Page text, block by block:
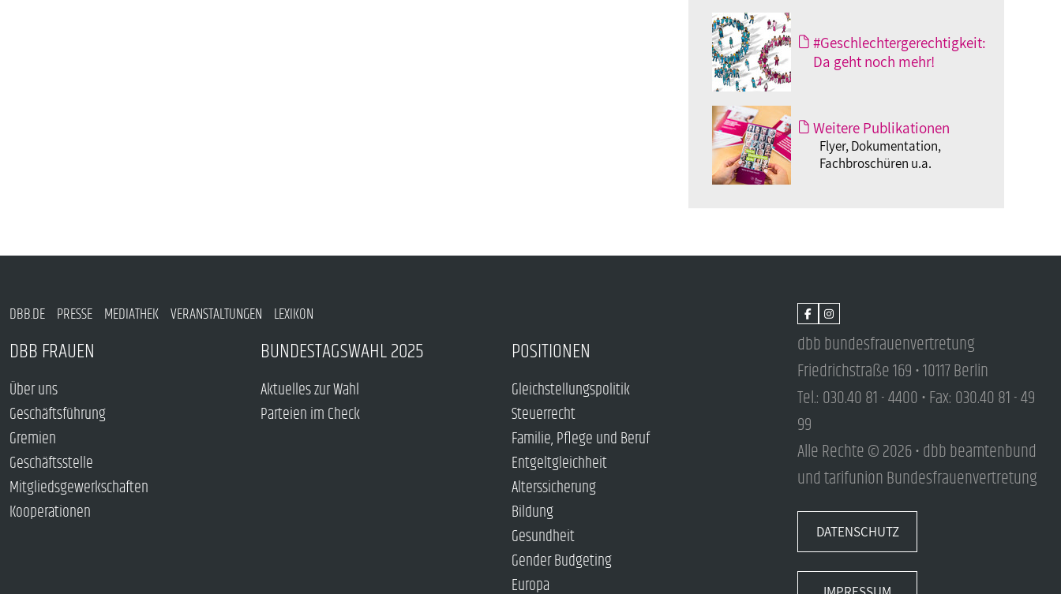
#Geschlechtergerechtigkeit:
Da geht noch mehr!
Weitere Publikationen
Flyer, Dokumentation,
Fachbroschüren u.a.
DBB.DE PRESSE MEDIATHEK VERANSTALTUNGEN LEXIKON
DBB FRAUEN
Über uns
Geschäftsführung
Gremien
Geschäftsstelle
Mitgliedsgewerkschaften
Kooperationen
BUNDESTAGSWAHL 2025
Aktuelles zur Wahl
Parteien im Check
POSITIONEN
Gleichstellungspolitik
Steuerrecht
Familie, Pflege und Beruf
Entgeltgleichheit
Alterssicherung
Bildung
Gesundheit
Gender Budgeting
Europa
dbb bundesfrauenvertretung
Friedrichstraße 169 • 10117 Berlin
Tel.: 030.40 81 - 4400 • Fax: 030.40 81 - 49
99
Alle Rechte © 2026 • dbb beamtenbund
und tarifunion Bundesfrauenvertretung
DATENSCHUTZ